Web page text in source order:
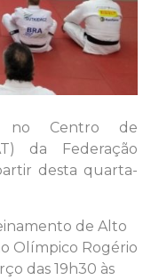
no Centro de
da Federação
desta quarta-
de Alto
Olímpico Rogério
das 19h30 às